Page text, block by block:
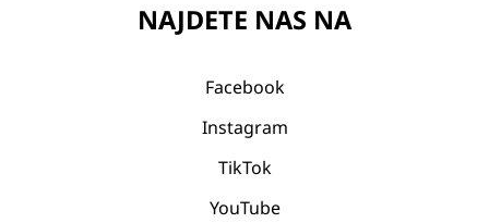
NAJDETE NAS NA
Facebook
Instagram
TikTok
YouTube